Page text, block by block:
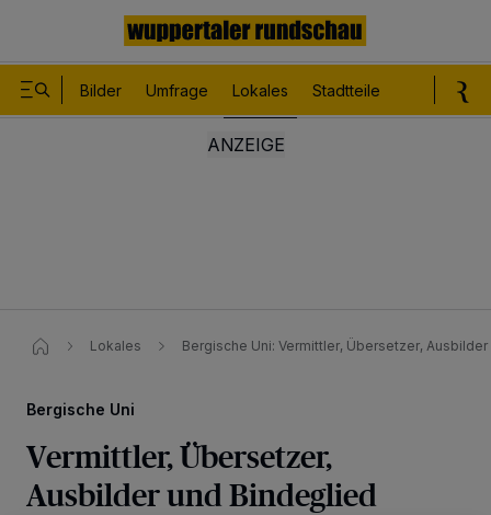
Bilder Umfrage Lokales Stadtteile
Lokales Bergische Uni: Vermittler, Übersetzer,
Bergische Uni
Vermittler, Übersetzer,
Ausbilder und Bindeglied